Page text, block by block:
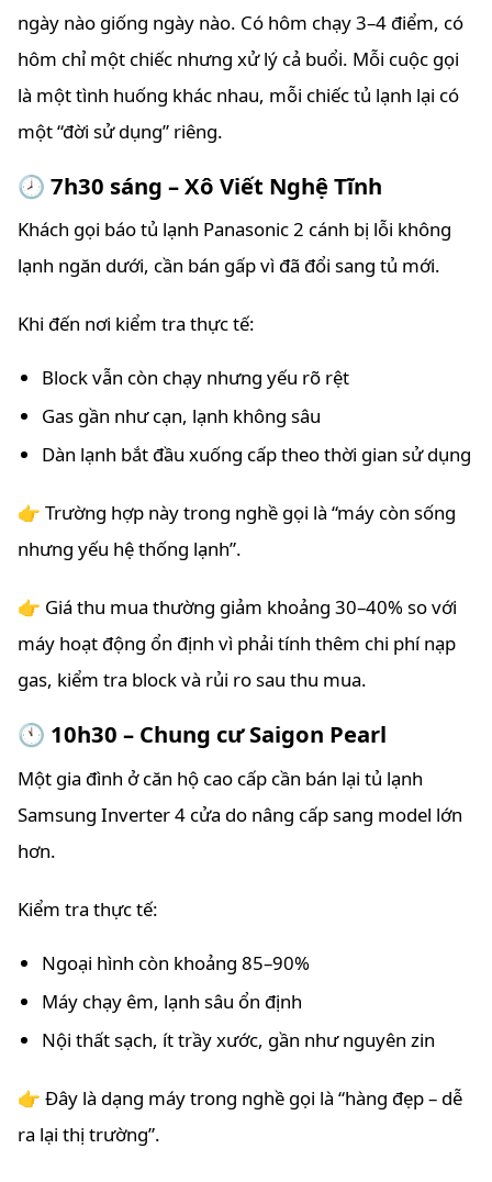
ngày nào giống ngày nào. Có hôm chạy 3–4 điểm, có
hôm chỉ một chiếc nhưng xử lý cả buổi. Mỗi cuộc gọi
là một tình huống khác nhau, mỗi chiếc tủ lạnh lại có
một “đời sử dụng” riêng.
🕗 7h30 sáng – Xô Viết Nghệ Tĩnh
Khách gọi báo tủ lạnh Panasonic 2 cánh bị lỗi không
lạnh ngăn dưới, cần bán gấp vì đã đổi sang tủ mới.
Khi đến nơi kiểm tra thực tế:
Block vẫn còn chạy nhưng yếu rõ rệt
Gas gần như cạn, lạnh không sâu
Dàn lạnh bắt đầu xuống cấp theo thời gian sử dụng
👉 Trường hợp này trong nghề gọi là “máy còn sống
nhưng yếu hệ thống lạnh”.
👉 Giá thu mua thường giảm khoảng 30–40% so với
máy hoạt động ổn định vì phải tính thêm chi phí nạp
gas, kiểm tra block và rủi ro sau thu mua.
🕚 10h30 – Chung cư Saigon Pearl
Một gia đình ở căn hộ cao cấp cần bán lại tủ lạnh
Samsung Inverter 4 cửa do nâng cấp sang model lớn
hơn.
Kiểm tra thực tế:
Ngoại hình còn khoảng 85–90%
Máy chạy êm, lạnh sâu ổn định
Nội thất sạch, ít trầy xước, gần như nguyên zin
👉 Đây là dạng máy trong nghề gọi là “hàng đẹp – dễ
ra lại thị trường”.